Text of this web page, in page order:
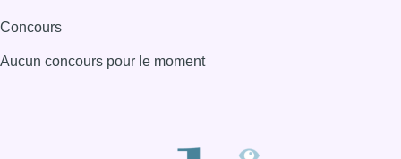
Concours
Aucun concours pour le moment